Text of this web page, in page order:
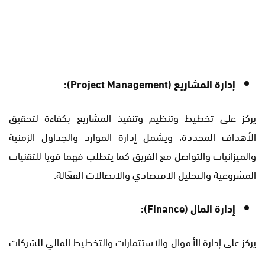
إدارة المشاريع (Project Management):
يركز على تخطيط وتنظيم وتنفيذ المشاريع بكفاءة لتحقيق
الأهداف المحددة، ويشمل إدارة الموارد والجداول الزمنية
والميزانيات والتواصل مع الفريق كما يتطلب فهمًا قويًا للتقنيات
المشروعية والتحليل الاقتصادي والاتصالات الفعّالة.
إدارة المال (Finance):
يركز على إدارة الأموال والاستثمارات والتخطيط المالي للشركات